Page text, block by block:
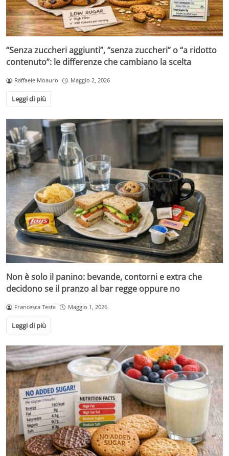
“Senza zuccheri aggiunti”, “senza zuccheri” o “a ridotto
contenuto”: le differenze che cambiano la scelta
Raffaele Moauro Maggio 2, 2026
Leggi di più
Non è solo il panino: bevande, contorni e extra che
decidono se il pranzo al bar regge oppure no
Francesca Testa Maggio 1, 2026
Leggi di più